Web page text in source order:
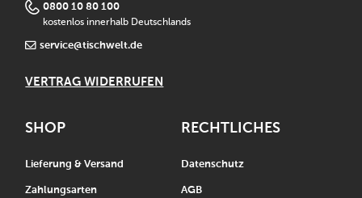
0800 10 80 100
kostenlos innerhalb Deutschlands
service@tischwelt.de
VERTRAG WIDERRUFEN
SHOP
Lieferung & Versand
Zahlungsarten
RECHTLICHES
Datenschutz
AGB